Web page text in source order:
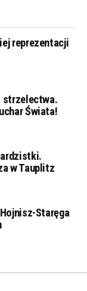
reprezentacji
strzelectwa.
Świata!
w Tauplitz
Staręga